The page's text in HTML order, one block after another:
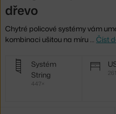
dřevo
Chytré policové systémy vám
kombinaci ušitou na míru … Číst
Další
kategorie
Systém
String
447×